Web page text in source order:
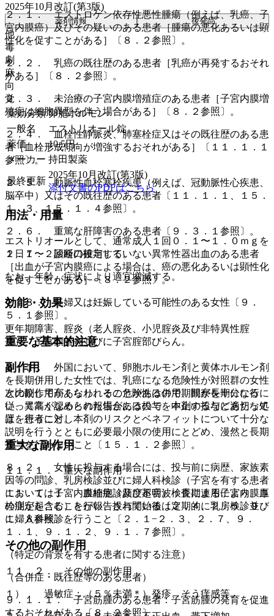
２．１． エストロゲン依存性悪性腫瘍（例えば、乳癌、子
宮内膜癌）及びその疑いのある患者［腫瘍の悪化あるいは顕
性化を促すことがある］〔８．２参照〕。
２．２． 乳癌の既往歴のある患者［乳癌が再発するおそれ
がある］〔８．２参照〕。
２．３． 未治療の子宮内膜増殖症のある患者［子宮内膜増
殖症は細胞異型を伴う場合がある］〔８．２参照〕。
２．４． 血栓性静脈炎、肺塞栓症又はその既往歴のある患
者［血栓形成傾向が増強するおそれがある］〔１１．１．１
参照〕。
２．５． 動脈性血栓塞栓疾患（例えば、冠動脈性心疾患、
脳卒中）又はその既往歴のある患者〔１１．１．１、１５．
１．３、１５．１．４参照〕。
２．６． 重篤な肝障害のある患者〔９．３．１参照〕。
２．７． 診断の確定していない異常性器出血のある患者
［出血が子宮内膜癌による場合は、癌の悪化あるいは顕性化
を促すことがある］〔８．２参照〕。
２．８． 妊婦又は妊娠している可能性のある女性〔９．
５．１参照〕。
重要な基本的注意
８．１． 外国において、卵胞ホルモン剤と黄体ホルモン剤
を長期併用した女性では、乳癌になる危険性が対照群の女性
と比較して高くなり、その危険性は併用期間が長期になるに
従って高くなるとの報告があるので、本剤の投与にあたって
は、患者に対し本剤のリスクとベネフィットについて十分な
説明を行うとともに必要最小限の使用にとどめ、漫然と長期
投与を行わないこと〔１５．１．２参照〕。
８．２． 女性に投与する場合には、投与前に病歴、家族素
因等の問診、乳房検診並びに婦人科検診（子宮を有する患者
においては子宮内膜細胞診及び超音波検査による子宮内膜厚
の測定を含む）を行い、投与開始後は定期的に乳房検診並び
に婦人科検診を行うこと〔２．１−２．３、２．７、９．
１．１、９．１．２、９．１．７参照〕。
（特定の背景を有する患者に関する注意）
（合併症・既往歴等のある患者）
９．１．１． 子宮筋腫のある患者：子宮筋腫の発育を促進
するおそれがある〔８．２参照〕。
2025年10月改訂(第3版)
薬剤情報 後発品
他
毒
劇
麻
向
覚
薬効分類 卵胞ホルモン
一般名
エストリオール錠
薬価
10.5円
メーカー 持田製薬
最終更新
2025年10月改訂(第3版)
添付文書のPDFはこちら
用法・用量
エストリオールとして、通常成人１回０．１〜１．０ｍｇを
１日１〜２回経口投与する。
なお、年齢、症状により適宜増減する。
効能・効果
更年期障害、腟炎（老人腟炎、小児腟炎及び非特異性腟
炎）、子宮頸管炎並びに子宮腟部びらん。
副作用
次の副作用があらわれることがあるので、観察を十分に行
い、異常が認められた場合には投与を中止するなど適切な処
置を行うこと。
重大な副作用
１１．１． 重大な副作用
１１．１．１． 血栓症（頻度不明）：長期連用により、血
栓症が起こることが報告されている〔２．４、２．５、９．
１．８参照〕。
その他の副作用
１１．２． その他の副作用
１）． 過敏症：（５％未満＊）発疹、そう痒感等。